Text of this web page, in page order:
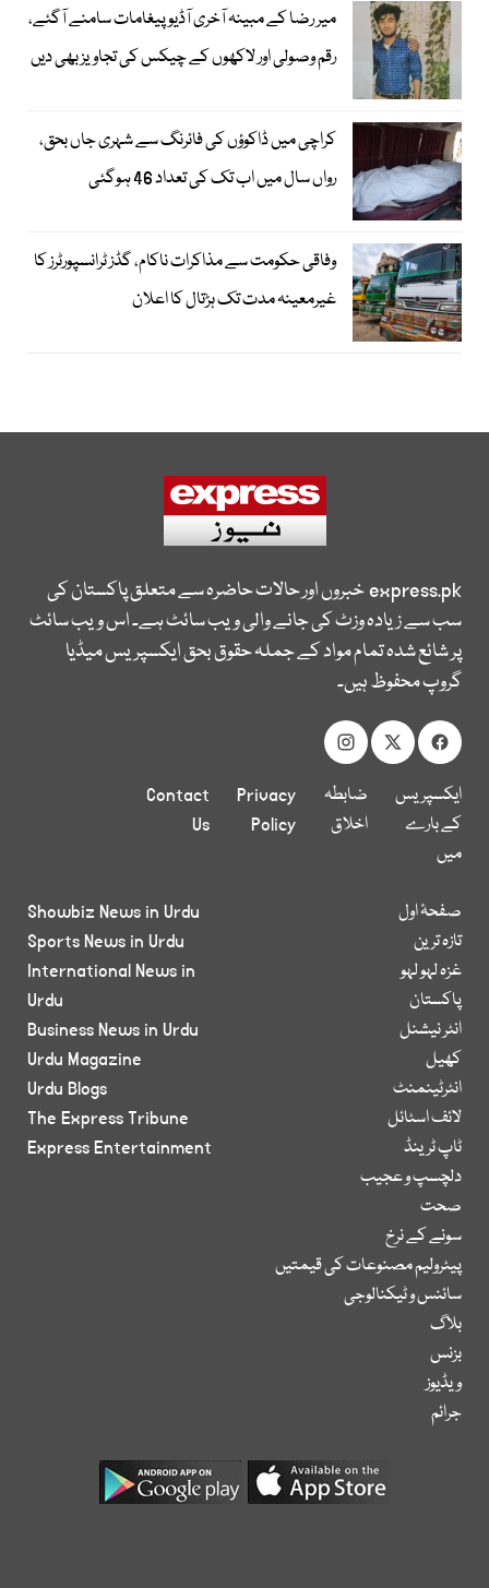
میر رضا کے مبینہ آخری آڈیو پیغامات سامنے آگئے،
رقم وصولی اور لاکھوں کے چیکس کی تجاویز بھی دیں
کراچی میں ڈاکوؤں کی فائرنگ سے شہری جاں بحق،
رواں سال میں اب تک کی تعداد 46 ہوگئی
وفاقی حکومت سے مذاکرات ناکام، گڈز ٹرانسپورٹرز کا
غیرمعینہ مدت تک ہڑتال کا اعلان
express.pkخبروں اور حالات حاضرہ سے متعلق پاکستان کی
سب سے زیادہ وزٹ کی جانے والی ویب سائٹ ہے۔ اس ویب سائٹ
پر شائع شدہ تمام مواد کے جملہ حقوق بحق ایکسپریس میڈیا
گروپ محفوظ ہیں۔
ایکسپریس
کے بارے
میں
ضابطہ
اخلاق
Privacy
Policy
Contact
Us
صفحۂ اول
تازہ ترین
غزہ لہو لہو
پاکستان
انٹر نیشنل
کھیل
انٹرٹینمنٹ
لائف اسٹائل
ٹاپ ٹرینڈ
دلچسپ و عجیب
صحت
سونے کے نرخ
پیٹرولیم مصنوعات کی قیمتیں
سائنس و ٹیکنالوجی
بلاگ
بزنس
ویڈیوز
جرائم
Showbiz News in Urdu
Sports News in Urdu
International News in
Urdu
Business News in Urdu
Urdu Magazine
Urdu Blogs
The Express Tribune
Express Entertainment